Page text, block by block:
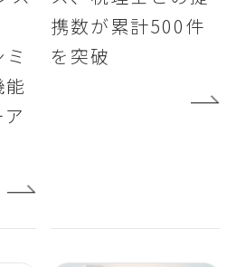
能
携数が累計500件
を突破